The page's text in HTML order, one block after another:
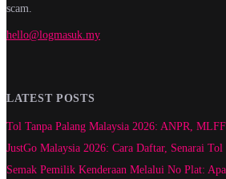
scam.
hello@logmasuk.my
LATEST POSTS
Tol Tanpa Palang Malaysia 2026: ANPR,
JustGo Malaysia 2026: Cara Daftar, Senarai
Semak Pemilik Kenderaan Melalui No Plat: